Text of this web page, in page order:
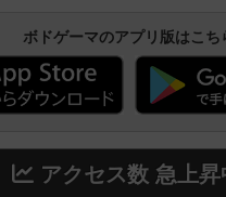
ボドゲーマのアプリ版はこち
アクセス数 急上昇